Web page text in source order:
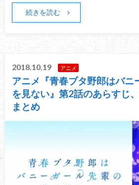
続きを読む
2018.10.19 アニメ
アニメ『青春ブタ野郎はバニ
を見ない』第2話のあらすじ
まとめ